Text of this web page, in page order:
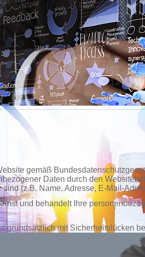
gemäß
Daten durch den
(z.B. Name, Adresse, E-Mail-
und behandelt Ihre
grundsätzlich mit Sicherheitslücken